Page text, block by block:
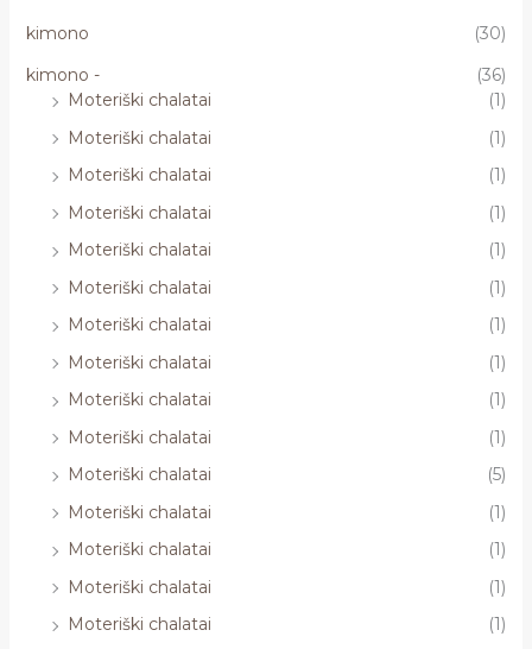
kimono
(30)
kimono -
(36)
Moteriški chalatai
(1)
Moteriški chalatai
(1)
Moteriški chalatai
(1)
Moteriški chalatai
(1)
Moteriški chalatai
(1)
Moteriški chalatai
(1)
Moteriški chalatai
(1)
Moteriški chalatai
(1)
Moteriški chalatai
(1)
Moteriški chalatai
(1)
Moteriški chalatai
(5)
Moteriški chalatai
(1)
Moteriški chalatai
(1)
Moteriški chalatai
(1)
Moteriški chalatai
(1)